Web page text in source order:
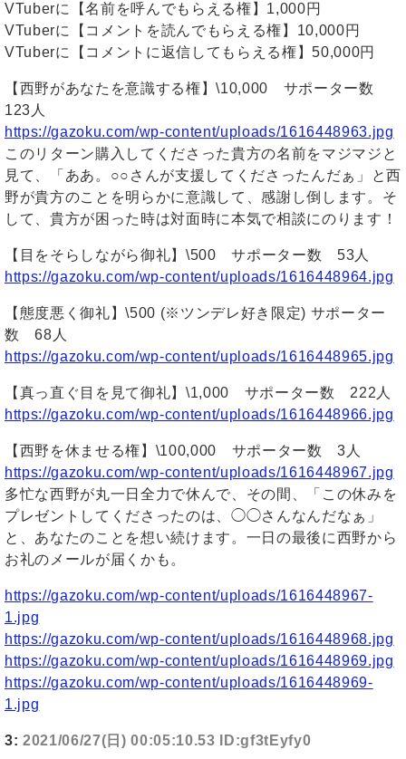
VTuberに【名前を呼んでもらえる権】1,000円
VTuberに【コメントを読んでもらえる権】10,000円
VTuberに【コメントに返信してもらえる権】50,000円
【西野があなたを意識する権】\10,000 サポーター数
123人
https://gazoku.com/wp-content/uploads/1616448963.jpg
このリターン購入してくださった貴方の名前をマジマジと
見て、「ああ。○○さんが支援してくださったんだぁ」と西
野が貴方のことを明らかに意識して、感謝し倒します。そ
して、貴方が困った時は対面時に本気で相談にのります！
【目をそらしながら御礼】\500 サポーター数 53人
https://gazoku.com/wp-content/uploads/1616448964.jpg
【態度悪く御礼】\500 (※ツンデレ好き限定) サポーター
数 68人
https://gazoku.com/wp-content/uploads/1616448965.jpg
【真っ直ぐ目を見て御礼】\1,000 サポーター数 222人
https://gazoku.com/wp-content/uploads/1616448966.jpg
【西野を休ませる権】\100,000 サポーター数 3人
https://gazoku.com/wp-content/uploads/1616448967.jpg
多忙な西野が丸一日全力で休んで、その間、「この休みを
プレゼントしてくださったのは、◯◯さんなんだなぁ」
と、あなたのことを想い続けます。一日の最後に西野から
お礼のメールが届くかも。
https://gazoku.com/wp-content/uploads/1616448967-
1.jpg
https://gazoku.com/wp-content/uploads/1616448968.jpg
https://gazoku.com/wp-content/uploads/1616448969.jpg
https://gazoku.com/wp-content/uploads/1616448969-
1.jpg
3: 2021/06/27(日) 00:05:10.53 ID:gf3tEyfy0